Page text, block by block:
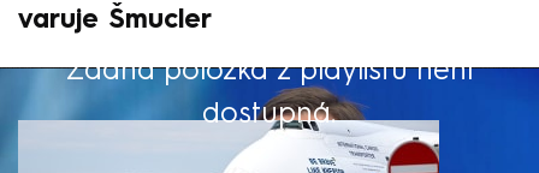
varuje Šmucler
Žádná položka z playlistu není
dostupná.
Výběr redakce